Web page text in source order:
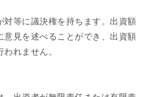
対等に議決権を持ちます。出資額
意見を述べることができ、出資額
れません。